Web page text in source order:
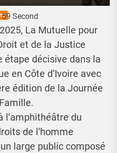
éclatant
de la
Civil et de la
d’Ivoire
Second
La Mutuelle pour
et de la Justice
étape décisive dans la
en Côte d’Ivoire avec
édition de la Journée
l’amphithéâtre du
de l’homme
large public composé